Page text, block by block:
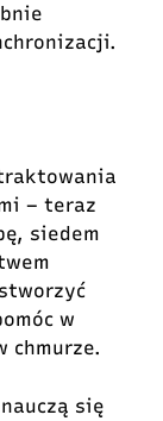
– teraz
siedem
w
chmurze.
się